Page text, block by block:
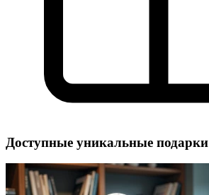
Доступные уникальные подарки